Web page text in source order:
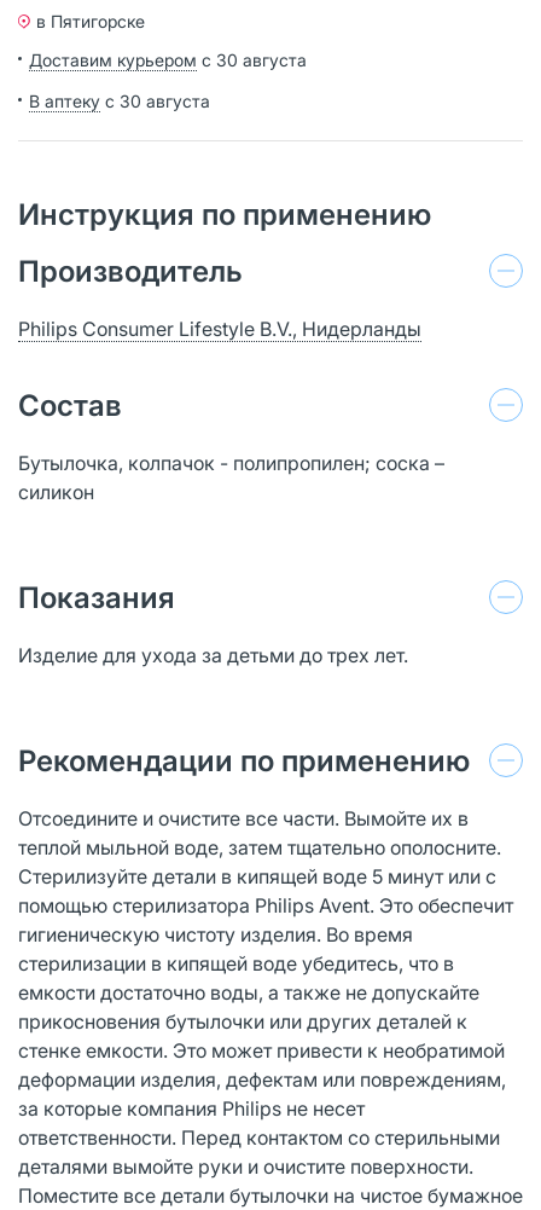
в Пятигорске
Доставим курьером с 30 августа
В аптеку с 30 августа
Инструкция по применению
Производитель
Philips Consumer Lifestyle B.V., Нидерланды
Состав
Бутылочка, колпачок - полипропилен; соска –
силикон
Показания
Изделие для ухода за детьми до трех лет.
Рекомендации по применению
Отсоедините и очистите все части. Вымойте их в
теплой мыльной воде, затем тщательно ополосните.
Стерилизуйте детали в кипящей воде 5 минут или с
помощью стерилизатора Philips Avent. Это обеспечит
гигиеническую чистоту изделия. Во время
стерилизации в кипящей воде убедитесь, что в
емкости достаточно воды, а также не допускайте
прикосновения бутылочки или других деталей к
стенке емкости. Это может привести к необратимой
деформации изделия, дефектам или повреждениям,
за которые компания Philips не несет
ответственности. Перед контактом со стерильными
деталями вымойте руки и очистите поверхности.
Поместите все детали бутылочки на чистое бумажное